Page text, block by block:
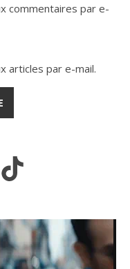
commentaires par e-
articles par e-mail.
TikTok